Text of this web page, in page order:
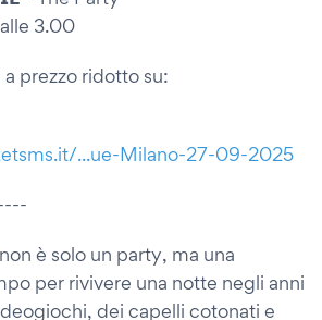
3.00
prezzo ridotto su:
...ue-Milano-27-09-2025
è solo un party, ma una
per rivivere una notte negli anni
dei capelli cotonati e